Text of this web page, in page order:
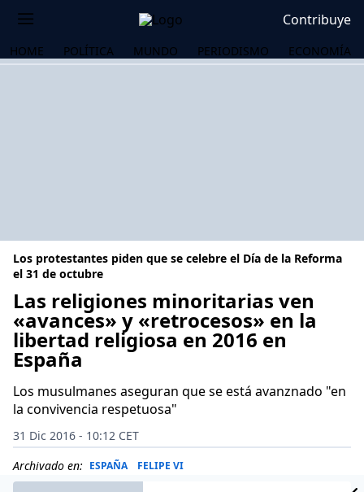
Contribuye
HOME POLÍTICA MUNDO PERIODISMO ECONOMÍA
Los protestantes piden que se celebre el Día de la Reforma
el 31 de octubre
Las religiones minoritarias ven
«avances» y «retrocesos» en la
libertad religiosa en 2016 en
España
Los musulmanes aseguran que se está avanznado "en
la convivencia respetuosa"
31 Dic 2016 - 10:12 CET
Archivado en: ESPAÑA FELIPE VI